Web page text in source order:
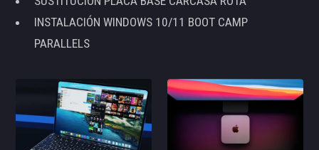
INSTALACIÓN WINDOWS 10/11 BOOT CAMP
PARALLELS